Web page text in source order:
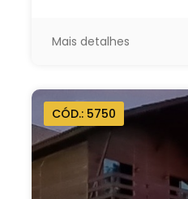
Mais detalhes
CÓD.: 5750